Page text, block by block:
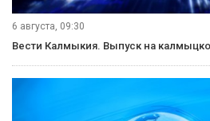
6 августа, 09:30
Вести Калмыкия. Выпуск на